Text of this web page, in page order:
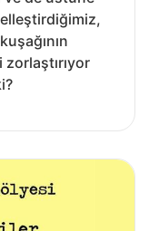
zorlaştırıyor